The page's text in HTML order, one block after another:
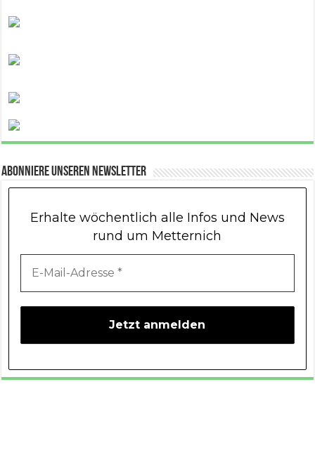
Abonniere unseren Newsletter
Erhalte wöchentlich alle Infos und News
rund um Metternich